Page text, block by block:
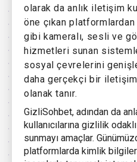
olarak da anlık iletişim
öne çıkan
gibi kameralı, sesli ve
hizmetleri sunan
sosyal çevrelerini
daha gerçekçi bir
olanak tanır.
GizliSohbet, adından da
kullanıcılarına gizlilik
sunmayı amaçlar.
platformlarda kimlik